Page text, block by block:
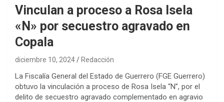
Vinculan a proceso a Rosa Isela
«N» por secuestro agravado en
Copala
diciembre 10, 2024 Redacción
La Fiscalía General del Estado de Guerrero (FGE Guerrero)
obtuvo la vinculación a proceso de Rosa Isela “N”, por el
delito de secuestro agravado complementado en agravio